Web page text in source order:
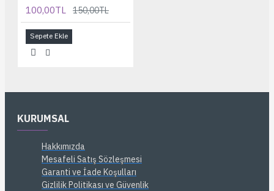
100,00TL 150,00TL
Sepete Ekle
KURUMSAL
Hakkımızda
Mesafeli Satış Sözleşmesi
Garanti ve İade Koşulları
Gizlilik Politikası ve Güvenlik